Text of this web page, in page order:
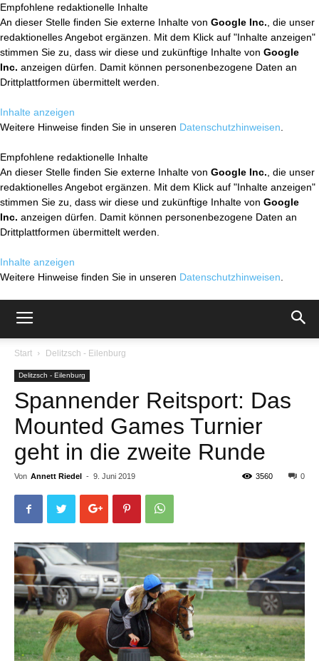
Empfohlene redaktionelle Inhalte
An dieser Stelle finden Sie externe Inhalte von Google Inc. , die unser
redaktionelles Angebot ergänzen. Mit dem Klick auf "Inhalte anzeigen"
stimmen Sie zu, dass wir diese und zukünftige Inhalte von Google
Inc. anzeigen dürfen. Damit können personenbezogene Daten an
Drittplattformen übermittelt werden.
Inhalte anzeigen
Weitere Hinweise finden Sie in unseren Datenschutzhinweisen
Empfohlene redaktionelle Inhalte
An dieser Stelle finden Sie externe Inhalte von Google Inc. , die unser
redaktionelles Angebot ergänzen. Mit dem Klick auf "Inhalte anzeigen"
stimmen Sie zu, dass wir diese und zukünftige Inhalte von Google
Inc. anzeigen dürfen. Damit können personenbezogene Daten an
Drittplattformen übermittelt werden.
Inhalte anzeigen
Weitere Hinweise finden Sie in unseren Datenschutzhinweisen
Start Delitzsch - Eilenburg
Delitzsch - Eilenburg
Spannender Reitsport: Das
Mounted Games Turnier
geht in die zweite Runde
Von Annett Riedel - 9. Juni 2019 0
3560